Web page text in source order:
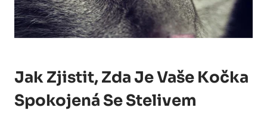
Jak​ Zjistit, ⁢zda Je Vaše Kočka
Spokojená Se ​stelivem